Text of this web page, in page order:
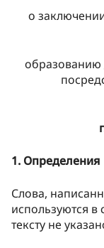
о
образованию
1. Определения
Слова,
используются
тексту не